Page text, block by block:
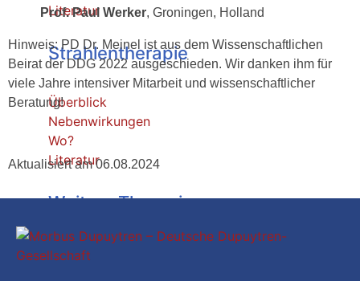
Literatur
Strahlentherapie
Überblick
Nebenwirkungen
Wo?
Literatur
Weitere Therapien
Ein Hinweis vorab
Prof. Paul Werker, Groningen, Holland
Hinweis: PD Dr. Meinel ist aus dem Wissenschaftlichen
Beirat der DDG 2022 ausgeschieden. Wir danken ihm für
viele Jahre intensiver Mitarbeit und wissenschaftlicher
Beratung!
Aktualisiert am 06.08.2024